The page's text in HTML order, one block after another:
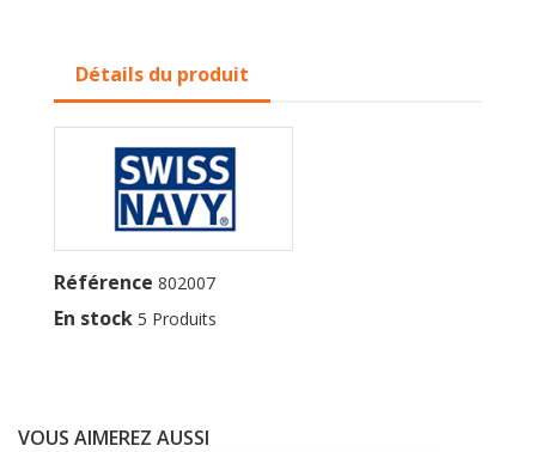
Détails du produit
Référence 802007
En stock 5 Produits
VOUS AIMEREZ AUSSI